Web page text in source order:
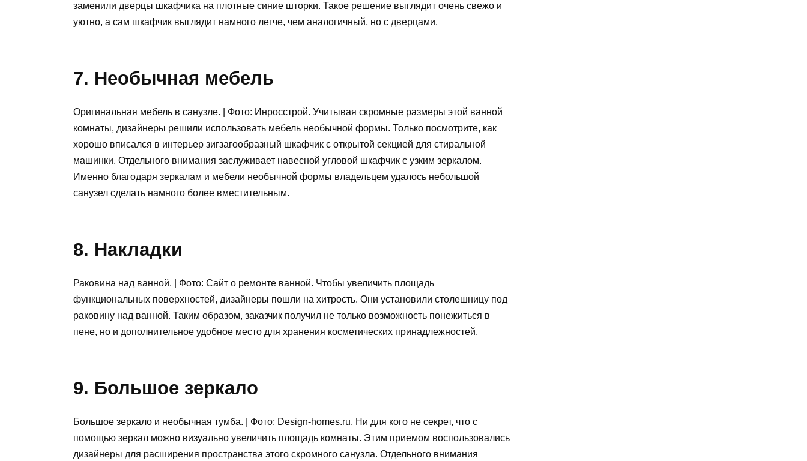
заменили дверцы шкафчика на плотные синие шторки. Такое решение выглядит очень свежо и
уютно, а сам шкафчик выглядит намного легче, чем аналогичный, но с дверцами.
7. Необычная мебель
Оригинальная мебель в санузле. | Фото: Инросстрой. Учитывая скромные размеры этой ванной
комнаты, дизайнеры решили использовать мебель необычной формы. Только посмотрите, как
хорошо вписался в интерьер зигзагообразный шкафчик с открытой секцией для стиральной
машинки. Отдельного внимания заслуживает навесной угловой шкафчик с узким зеркалом.
Именно благодаря зеркалам и мебели необычной формы владельцем удалось небольшой
санузел сделать намного более вместительным.
8. Накладки
Раковина над ванной. | Фото: Сайт о ремонте ванной. Чтобы увеличить площадь
функциональных поверхностей, дизайнеры пошли на хитрость. Они установили столешницу под
раковину над ванной. Таким образом, заказчик получил не только возможность понежиться в
пене, но и дополнительное удобное место для хранения косметических принадлежностей.
9. Большое зеркало
Большое зеркало и необычная тумба. | Фото: Design-homes.ru. Ни для кого не секрет, что с
помощью зеркал можно визуально увеличить площадь комнаты. Этим приемом воспользовались
дизайнеры для расширения пространства этого скромного санузла. Отдельного внимания